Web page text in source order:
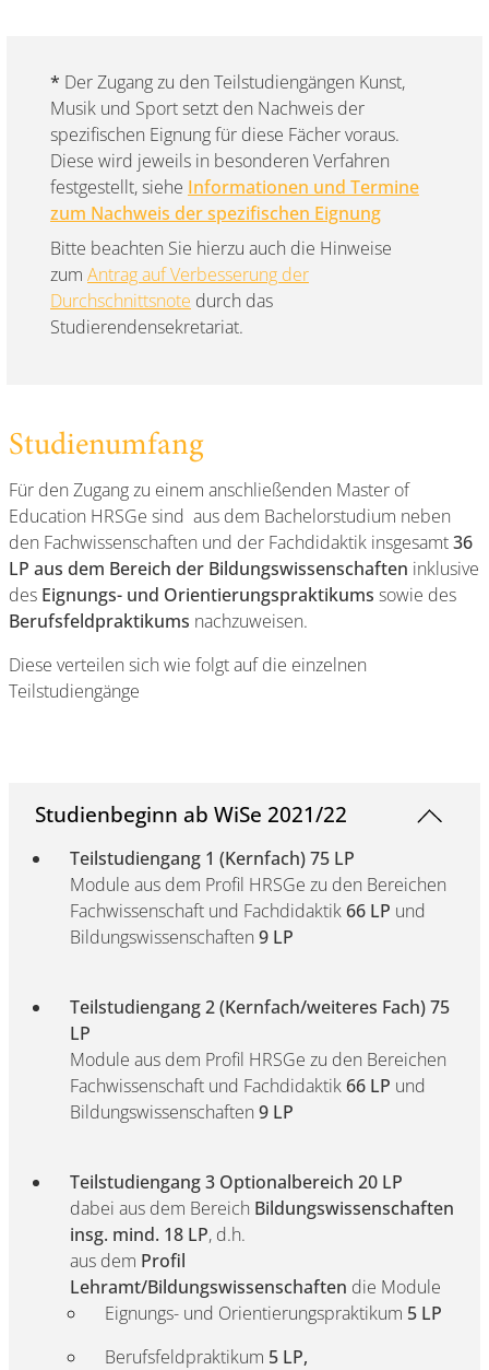
* Der Zugang zu den Teilstudiengängen Kunst,
Musik und Sport setzt den Nachweis der
spezifischen Eignung für diese Fächer voraus.
Diese wird jeweils in besonderen Verfahren
festgestellt, siehe Informationen und Termine
zum Nachweis der spezifischen Eignung
Bitte beachten Sie hierzu auch die Hinweise
zum Antrag auf Verbesserung der
Durchschnittsnote durch das
Studierendensekretariat.
Studienumfang
Für den Zugang zu einem anschließenden Master of
Education HRSGe sind aus dem Bachelorstudium neben
den Fachwissenschaften und der Fachdidaktik insgesamt36
LP aus dem Bereich der Bildungswissenschaften inklusive
des Eignungs- und Orientierungspraktikums sowie des
Berufsfeldpraktikums nachzuweisen.
Diese verteilen sich wie folgt auf die einzelnen
Teilstudiengänge
Studienbeginn ab WiSe 2021/22
Teilstudiengang 1 (Kernfach) 75 LP
Module aus dem Profil HRSGe zu den Bereichen
Fachwissenschaft und Fachdidaktik66 LP und
Bildungswissenschaften 9 LP
Teilstudiengang 2 (Kernfach/weiteres Fach) 75
LP
Module aus dem Profil HRSGe zu den Bereichen
Fachwissenschaft und Fachdidaktik66 LP und
Bildungswissenschaften 9 LP
Teilstudiengang 3 Optionalbereich 20 LP
dabei aus dem Bereich Bildungswissenschaften
insg. mind. 18 LP, d.h.
aus dem Profil
Lehramt/Bildungswissenschaften die Module
Eignungs- und Orientierungspraktikum 5 LP
Berufsfeldpraktikum 5 LP,